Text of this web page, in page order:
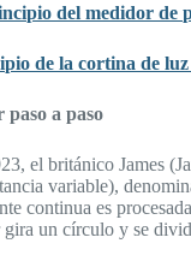
del medidor de
de la cortina de
paso a paso
el británico James
variable),
continua es
un círculo y se